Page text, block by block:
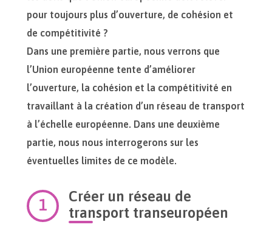
pour toujours plus d’ouverture, de cohésion et
de compétitivité ?
Dans une première partie, nous verrons que
l’Union européenne tente d’améliorer
l’ouverture, la cohésion et la compétitivité en
travaillant à la création d’un réseau de transport
à l’échelle européenne. Dans une deuxième
partie, nous nous interrogerons sur les
éventuelles limites de ce modèle.
Créer un réseau de
transport transeuropéen